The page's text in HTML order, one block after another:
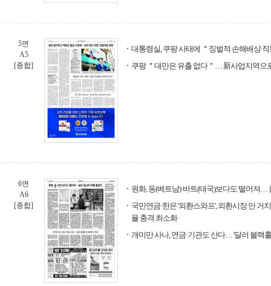
5면
A5
[종합]
대통령실, 쿠팡 사태에 ＂징벌적 손해배상
쿠팡 ＂대만은 유출 없다＂… 新사업지역으
6면
A6
[종합]
원화, 동(베트남)·바트(태국)보다도 떨어져…
국민연금·한은 '외환스와프', 외환시장 안 거
율 충격 최소화
개미만 사나, 연금·기관도 산다… '달러 블랙